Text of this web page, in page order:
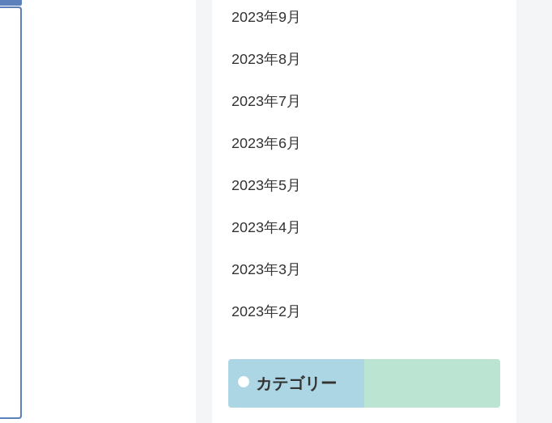
2023年9月
2023年8月
2023年7月
2023年6月
2023年5月
2023年4月
2023年3月
2023年2月
カテゴリー